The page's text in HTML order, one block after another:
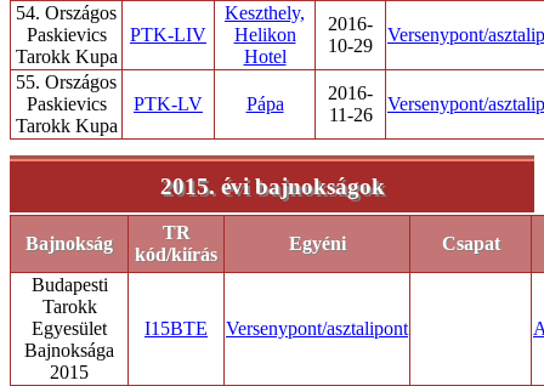
54. Országos
Paskievics
Tarokk Kupa
PTK-LIV
Keszthely,
Helikon
Hotel
2016-
10-29
Versenypont/
55. Országos
Paskievics
Tarokk Kupa
PTK-LV Pápa
2016-
11-26
Versenypont/
2015. évi bajnokságok
Bajnokság
TR
kód/kiírás
Egyéni
Csapat
Budapesti
Tarokk
Egyesület
Bajnoksága
2015
I15BTE Versenypont/asztalipont